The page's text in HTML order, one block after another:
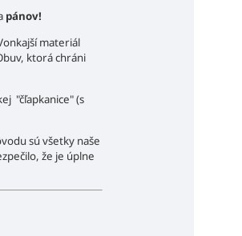
pánov!
materiál
ktorá chráni
"čľapkanice" (s
sú všetky naše
že je úplne